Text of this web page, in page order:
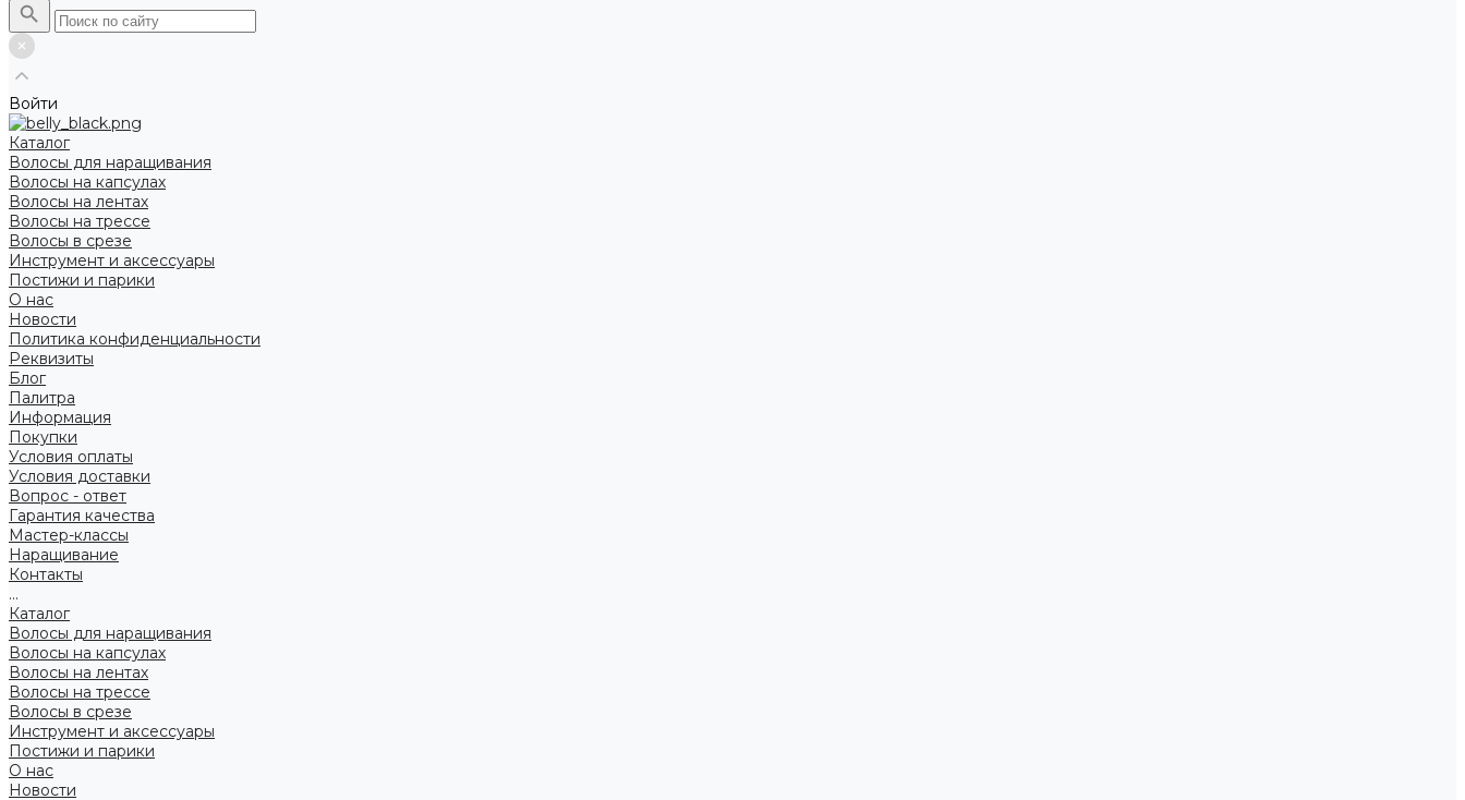
Войти
Каталог
Волосы для наращивания
Волосы на капсулах
Волосы на лентах
Волосы на трессе
Волосы в срезе
Инструмент и аксессуары
Постижи и парики
О нас
Новости
Политика конфиденциальности
Реквизиты
Блог
Палитра
Информация
Покупки
Условия оплаты
Условия доставки
Вопрос - ответ
Гарантия качества
Мастер-классы
Наращивание
Контакты
...
Каталог
Волосы для наращивания
Волосы на капсулах
Волосы на лентах
Волосы на трессе
Волосы в срезе
Инструмент и аксессуары
Постижи и парики
О нас
Новости